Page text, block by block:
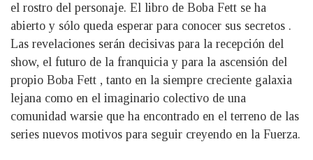
el rostro del personaje. El libro de Boba Fett se ha
abierto y sólo queda esperar para conocer sus secretos .
Las revelaciones serán decisivas para la recepción del
show, el futuro de la franquicia y para la ascensión del
propio Boba Fett , tanto en la siempre creciente galaxia
lejana como en el imaginario colectivo de una
comunidad warsie que ha encontrado en el terreno de las
series nuevos motivos para seguir creyendo en la Fuerza.